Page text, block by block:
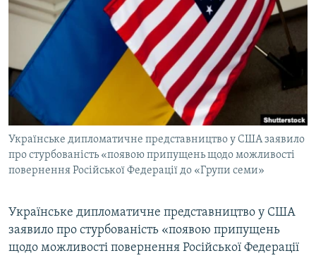
СПЕЦПРОЕКТИ
ДЕПОРТАЦІЯ
ВІДЕОУРОКИ «ELIFBE»
СВІДЧЕННЯ ОКУПАЦІЇ
УКРАЇНСЬКА ПРОБЛЕМА КРИМУ
ІНФОГРАФІКА
ЯК ОБІЙТИ БЛОКУВАННЯ
Русский
Qırımtatar
ДОЛУЧАЙСЯ!
Усі сайти RFE/RL
Українське дипломатичне представництво у США заявило
про стурбованість «появою припущень щодо можливості
повернення Російської Федерації до «Групи семи»
Українське дипломатичне представництво у США
заявило про стурбованість «появою припущень
щодо можливості повернення Російської Федерації